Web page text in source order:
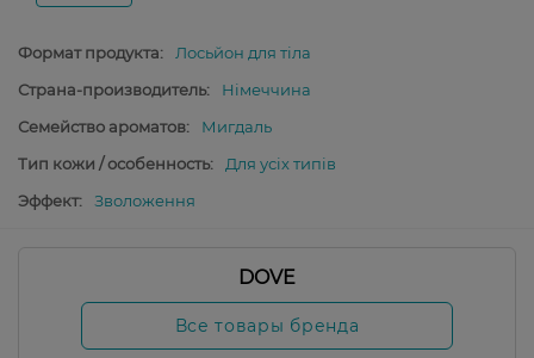
Формат продукта:
Лосьйон для тіла
Страна-производитель:
Німеччина
Семейство ароматов:
Мигдаль
Тип кожи / особенность:
Для усіх типів
Эффект:
Зволоження
DOVE
Все товары бренда